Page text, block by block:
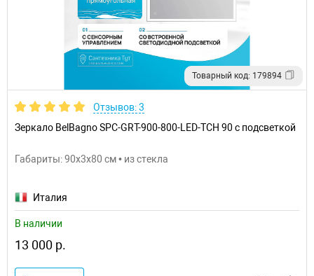
Товарный код: 179894
Отзывов: 3
Зеркало BelBagno SPC-GRT-900-800-LED-TCH 90 с подсветкой
Габариты: 90x3x80 см • из стекла
Италия
В наличии
13 000 р.